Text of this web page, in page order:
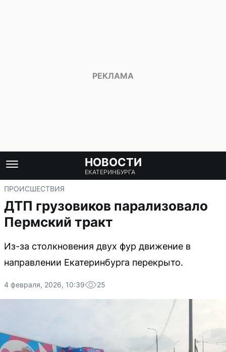
НОВОСТИ
ЕКАТЕРИНБУРГА
ПРОИСШЕСТВИЯ
ДТП грузовиков парализовало
Пермский тракт
Из-за столкновения двух фур движение в
направлении Екатеринбурга перекрыто.
4 февраля, 2026, 10:39 25